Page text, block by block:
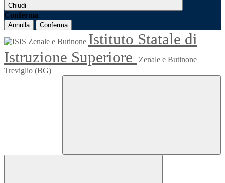
Chiudi
Conferma
Annulla Conferma
Istituto Statale di
Istruzione Superiore
Zenale e Butinone
Treviglio (BG)